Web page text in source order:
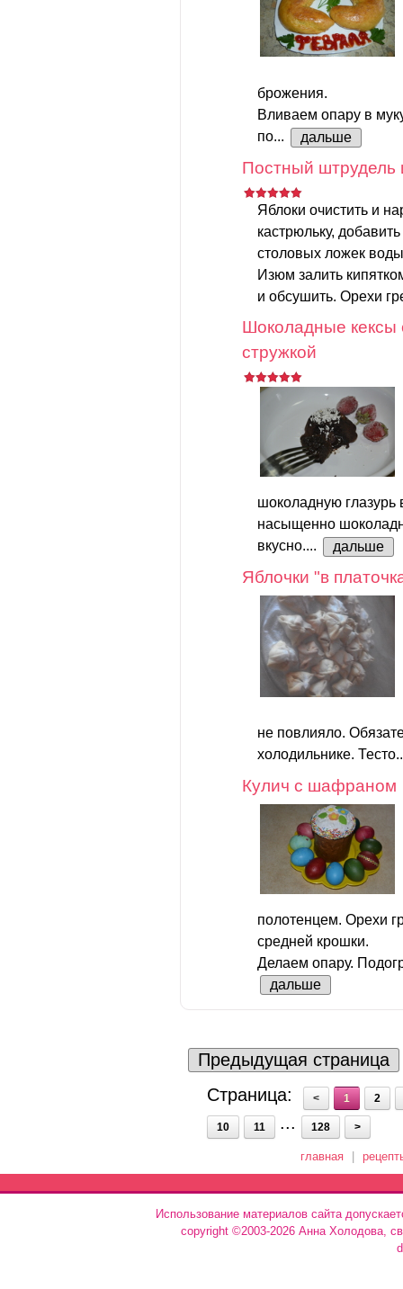
брожения.
Вливаем опару в
по...
дальше
Постный штрудель
Яблоки очистить и
кастрюльку,
столовых ложек
Изюм залить
и обсушить. Орехи
Шоколадные кексы
стружкой
шоколадную глазурь
насыщенно
вкусно....
дальше
Яблочки "в
не повлияло.
холодильнике.
Кулич с шафраном
полотенцем. Орехи
средней крошки.
Делаем опару.
дальше
Предыдущая страница
Страница:
< 1 2
10 11 ... 128 >
главная
Использование материалов сайта
copyright ©2003-2026 Анна Холодова,